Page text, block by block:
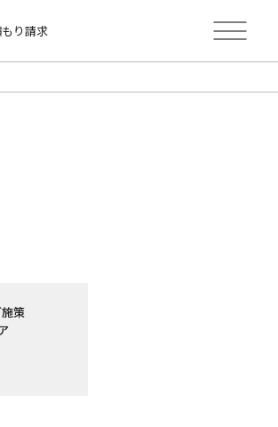
り請求
策